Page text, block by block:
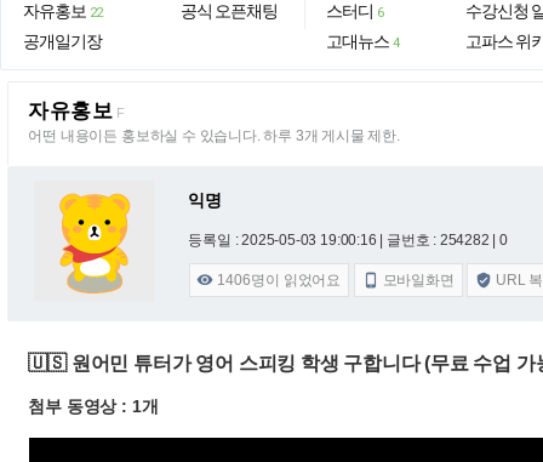
자유홍보 22
공개일기장
공식 오픈채팅 스터디 6
고대뉴스 4
수강신청
고파스 위
자유홍보 F
어떤 내용이든 홍보하실 수 있습니다. 하루 3개 게시물 제한.
익명
등록일 : 2025-05-03 19:00:16 | 글번호 : 254282 | 0
 1406명이 읽었어요  모바일화면  URL
🇺🇸 원어민 튜터가 영어 스피킹 학생 구합니다 (무료 수업 가
첨부 동영상 : 1개